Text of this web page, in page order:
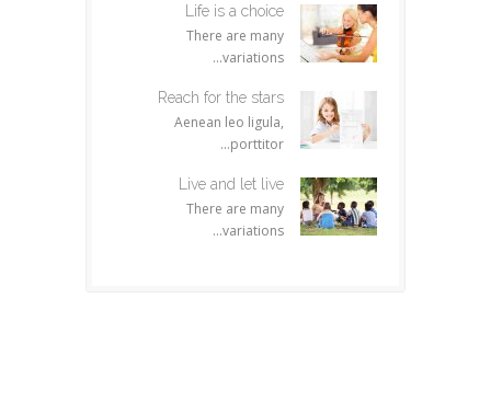
Life is a choice
There are many
variations...
Reach for the stars
Aenean leo ligula,
porttitor...
Live and let live
There are many
variations...